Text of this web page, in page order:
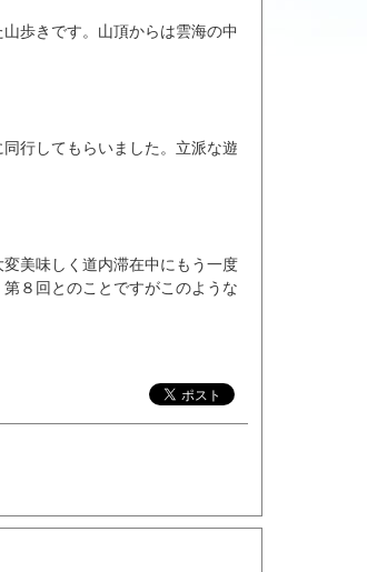
歩きです。山頂からは雲海の中
行してもらいました。立派な遊
美味しく道内滞在中にもう一度
８回とのことですがこのような